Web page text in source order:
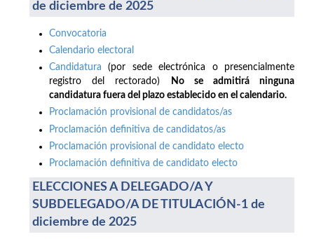
de diciembre de 2025
Convocatoria
Calendario electoral
Candidatura (por sede electrónica o presencialmente
registro del rectorado)
No se admitirá ninguna
candidatura fuera del plazo establecido en el calendario.
Proclamación provisional de candidatos/as
Proclamación definitiva de candidatos/as
Proclamación provisional de candidato electo
Proclamación definitiva de candidato electo
ELECCIONES A DELEGADO/A Y
SUBDELEGADO/A DE TITULACIÓN-1 de
diciembre de 2025